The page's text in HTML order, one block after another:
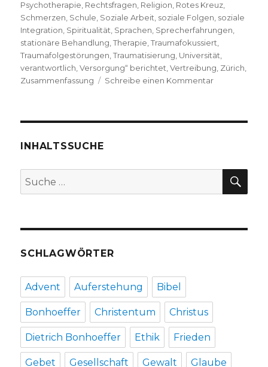
Psychotherapie Rechtsfragen Religion Rotes Kreuz
Schmerzen Schule Soziale Arbeit soziale Folgen soziale
Integration Spiritualität Sprachen Sprecherfahrungen
stationäre Behandlung ,Therapie ,Traumafokussiert
Traumafolgestörungen ,Traumatisierung Universität
verantwortlich ,Versorgung“ berichtet ,Vertreibung Zürich
Zusammenfassung
Schreibe einen Kommentarzu
Christoph
Fleischer,
Welver
INHALTSSUCHE
Suche
nach:
SCHLAGWÖRTER
Advent Auferstehung Bibel
Bonhoeffer Christentum Christus
Dietrich Bonhoeffer Ethik Frieden
Gebet Gesellschaft Gewalt Glaube